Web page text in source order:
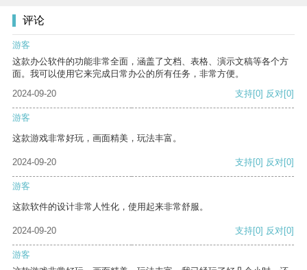
评论
游客
这款办公软件的功能非常全面，涵盖了文档、表格、演示文稿等各个方
面。我可以使用它来完成日常办公的所有任务，非常方便。
2024-09-20
支持[0] 反对[0]
游客
这款游戏非常好玩，画面精美，玩法丰富。
2024-09-20 支持[0] 反对[0]
游客
这款软件的设计非常人性化，使用起来非常舒服。
2024-09-20 支持[0] 反对[0]
游客